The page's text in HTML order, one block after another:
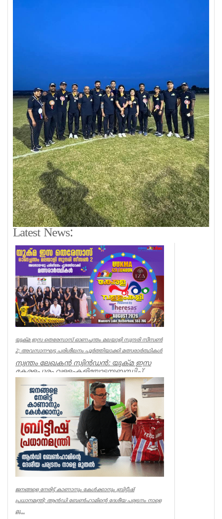
Latest News:
യുക്മ ഇസ തെരേസാസ് ഓണച്ചന്തം മലയാളി സുന്ദരി സീസൺ
2; അവസാനഘട്ട പരിശീലനം പൂർത്തിയാക്കി മത്സരാർത്ഥികൾ
സ്വന്തം ലേഖകൻ സ്വിൻഡൻ: യുക്മ ഇസ
കേരളപ്പൂരം വള്ളംകളിയോടനുബന്ധിച്ച്
ആഗസ്റ്റ് 15ന് റോതർഹാമിലെ മാൻവേ...
uukma
ജനങ്ങളെ നേരിട്ട് കാണാനും കേൾക്കാനും ബ്രിട്ടീഷ്
പ്രധാനമന്ത്രി; ആൻഡി ബേൺഹാമിന്റെ ദേശീയ പര്യടനം നാളെ
മു...